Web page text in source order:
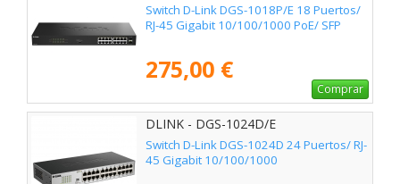
Switch D-Link DGS-1018P/E 18 Puertos/
RJ-45 Gigabit 10/100/1000 PoE/ SFP
275,00 €
Comprar
DLINK - DGS-1024D/E
Switch D-Link DGS-1024D 24 Puertos/ RJ-
45 Gigabit 10/100/1000